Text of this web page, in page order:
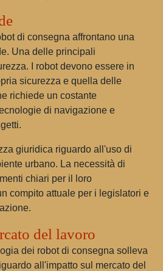
di consegna affrontano una
Una delle principali
I robot devono essere in
sicurezza e quella delle
richiede un costante
di navigazione e
giuridica riguardo all'uso di
urbano. La necessità di
chiari per il loro
compito attuale per i legislatori e
del lavoro
dei robot di consegna solleva
all'impatto sul mercato del